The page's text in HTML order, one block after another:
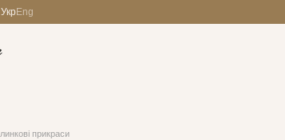
Укр Eng
прикраси